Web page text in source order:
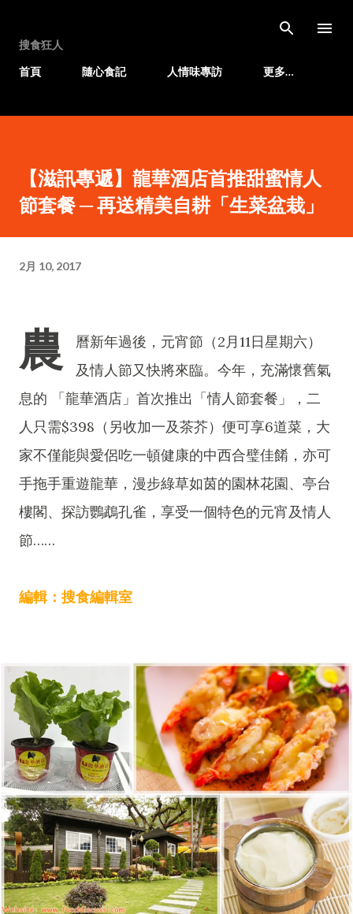
搜食狂人
首頁
隨心食記 人情味專訪 更多…
【滋訊專遞】龍華酒店首推甜蜜情人
節套餐 ─ 再送精美自耕「生菜盆栽」
2月 10, 2017
農
曆新年過後，元宵節（2月11日星期六）
及情人節又快將來臨。今年，充滿懷舊氣
息的 「龍華酒店」首次推出「情人節套餐」，二
人只需$398（另收加一及茶芥）便可享6道菜，大
家不僅能與愛侶吃一頓健康的中西合璧佳餚，亦可
手拖手重遊龍華，漫步綠草如茵的園林花園、亭台
樓閣、探訪鸚鵡孔雀，享受一個特色的元宵及情人
節……
編輯：搜食編輯室